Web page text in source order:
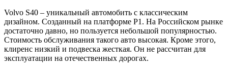
Volvo S40 – уникальный автомобить с классическим
дизайном. Созданный на платформе Р1. На Российском рынке
достаточно давно, но пользуется небольшой популярностью.
Стоимость обслуживания такого авто высокая. Кроме этого,
клиренс низкий и подвеска жесткая. Он не рассчитан для
эксплуатации на отечественных дорогах.